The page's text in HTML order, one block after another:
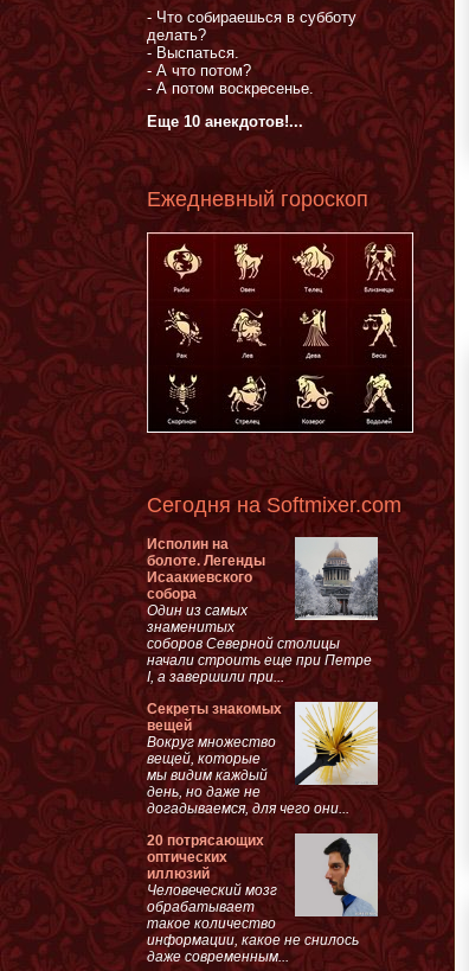
- Что собираешься в субботу
делать?
- Выспаться.
- А что потом?
- А потом воскресенье.
Еще 10 анекдотов!...
Ежедневный гороскоп
Сегодня на Softmixer.com
Исполин на
болоте. Легенды
Исаакиевского
собора
Один из самых
знаменитых
соборов Северной столицы
начали строить еще при Петре
I, а завершили при...
Секреты знакомых
вещей
Вокруг множество
вещей, которые
мы видим каждый
день, но даже не
догадываемся, для чего они...
20 потрясающих
оптических
иллюзий
Человеческий мозг
обрабатывает
такое количество
информации, какое не снилось
даже современным...